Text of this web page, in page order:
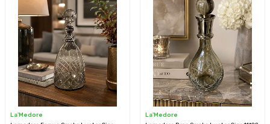
La'Medore
La'Medore